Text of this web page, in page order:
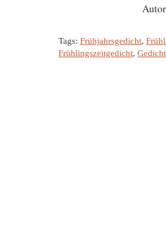
Tags: Frühjahrsgedicht,
Frühlingszeitgedicht, Gedicht